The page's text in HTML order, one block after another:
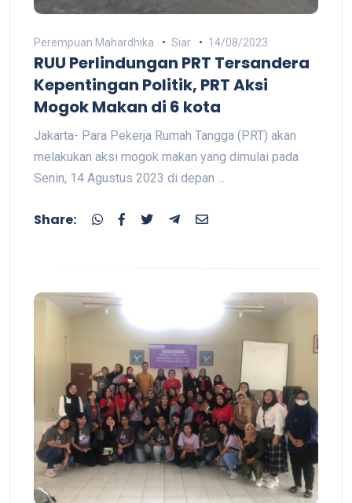
Perempuan Mahardhika Siar 14/08/2023
RUU Perlindungan PRT Tersandera
Kepentingan Politik, PRT Aksi
Mogok Makan di 6 kota
Jakarta- Para Pekerja Rumah Tangga (PRT) akan
melakukan aksi mogok makan yang dimulai pada
Senin, 14 Agustus 2023 di depan ...
Share: